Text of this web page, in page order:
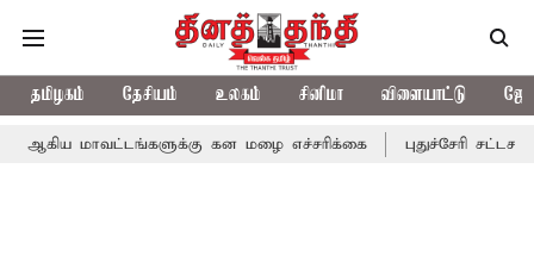
தமிழகம் தேசியம் உலகம் சினிமா விளையாட்டு
கன மழை எச்சரிக்கை புதுச்சேரி சட்டசபையில்